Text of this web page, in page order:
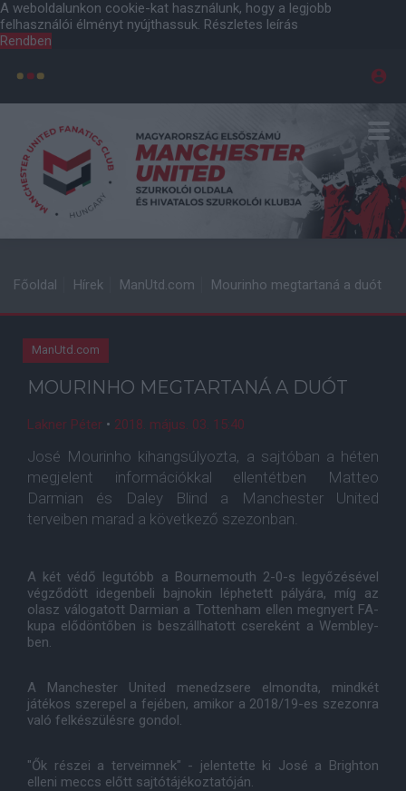
A weboldalunkon cookie-kat használunk, hogy a legjobb
felhasználói élményt nyújthassuk. Részletes leírás
Rendben
Főoldal Hírek ManUtd.com Mourinho megtartaná a duót
ManUtd.com
MOURINHO MEGTARTANÁ A DUÓT
Lakner Péter • 2018. május. 03. 15:40
José Mourinho kihangsúlyozta, a sajtóban a héten
megjelent információkkal ellentétben Matteo
Darmian és Daley Blind a Manchester United
terveiben marad a következő szezonban.
A két védő legutóbb a Bournemouth 2-0-s legyőzésével
végződött idegenbeli bajnokin léphetett pályára, míg az
olasz válogatott Darmian a Tottenham ellen megnyert FA-
kupa elődöntőben is beszállhatott csereként a Wembley-
ben.
A Manchester United menedzsere elmondta, mindkét
játékos szerepel a fejében, amikor a 2018/19-es szezonra
való felkészülésre gondol.
"Ők részei a terveimnek" - jelentette ki José a Brighton
elleni meccs előtt sajtótájékoztatóján.